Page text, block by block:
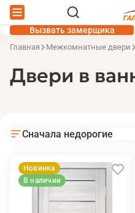
Вызвать замерщика
Главная Межкомнатные двери
Двери в
Сначала недорогие
Новинка
В наличии